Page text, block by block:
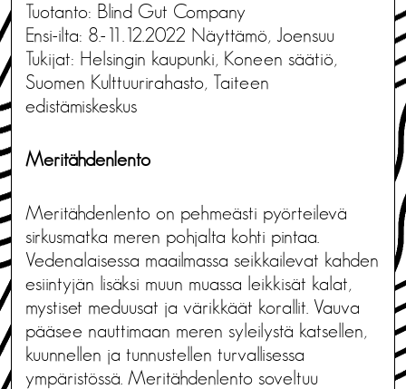
Tuotanto: Blind Gut Company
Ensi-ilta: 8.-11.12.2022 Näyttämö, Joensuu
Tukijat: Helsingin kaupunki, Koneen säätiö,
Suomen Kulttuurirahasto, Taiteen
edistämiskeskus
Meritähdenlento
Meritähdenlento on pehmeästi pyörteilevä
sirkusmatka meren pohjalta kohti pintaa.
Vedenalaisessa maailmassa seikkailevat kahden
esiintyjän lisäksi muun muassa leikkisät kalat,
mystiset meduusat ja värikkäät korallit. Vauva
pääsee nauttimaan meren syleilystä katsellen,
kuunnellen ja tunnustellen turvallisessa
ympäristössä. Meritähdenlento soveltuu